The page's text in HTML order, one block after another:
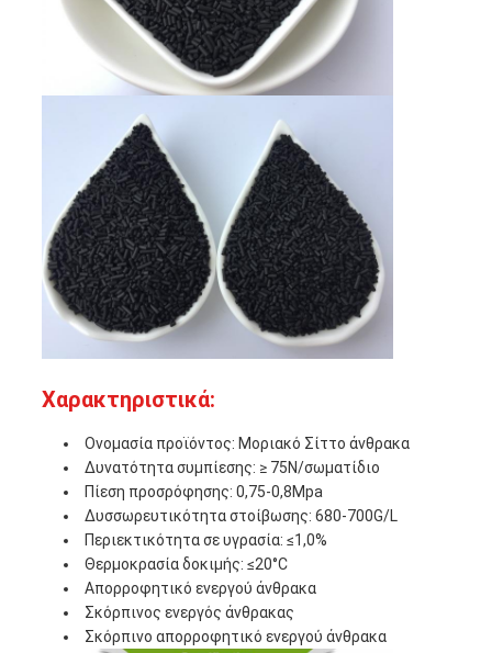
Χαρακτηριστικά:
Ονομασία προϊόντος: Μοριακό Σίττο άνθρακα
Δυνατότητα συμπίεσης: ≥ 75N/σωματίδιο
Πίεση προσρόφησης: 0,75-0,8Mpa
Δυσσωρευτικότητα στοίβωσης: 680-700G/L
Περιεκτικότητα σε υγρασία: ≤1,0%
Θερμοκρασία δοκιμής: ≤20°C
Απορροφητικό ενεργού άνθρακα
Σκόρπινος ενεργός άνθρακας
Σκόρπινο απορροφητικό ενεργού άνθρακα